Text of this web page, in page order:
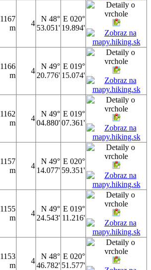
1167
m
4
N 48°
53.051'
E 020°
19.894'
1166
m
4
N 49°
20.776'
E 019°
15.074'
1162
m
4
N 49°
04.880'
E 019°
07.361'
1157
m
4
N 49°
14.077'
E 020°
59.351'
1155
m
4
N 49°
24.543'
E 019°
11.216'
1153
m
4
N 48°
46.782'
E 020°
51.577'